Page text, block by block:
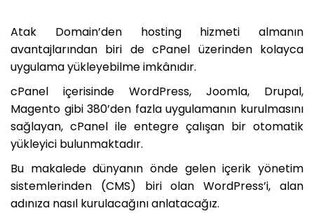
Atak Domain’den hosting hizmeti almanın
avantajlarından biri de cPanel üzerinden kolayca
uygulama yükleyebilme imkânıdır.
cPanel içerisinde WordPress, Joomla, Drupal,
Magento gibi 380’den fazla uygulamanın kurulmasını
sağlayan, cPanel ile entegre çalışan bir otomatik
yükleyici bulunmaktadır.
Bu makalede dünyanın önde gelen içerik yönetim
sistemlerinden (CMS) biri olan WordPress’i, alan
adınıza nasıl kurulacağını anlatacağız.